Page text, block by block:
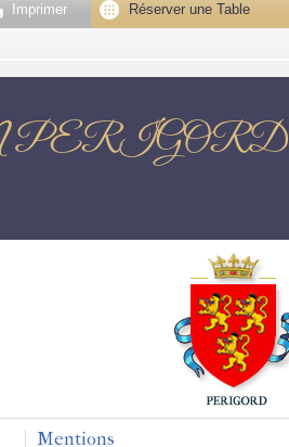
Réserver une Table
Imprimer
PERIGORD
Mentions